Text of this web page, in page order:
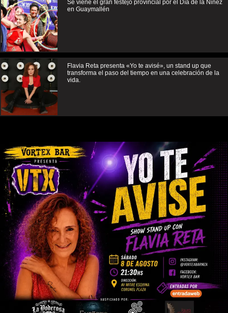
Se viene el gran festejo provincial por el Día de la Niñez
en Guaymallén
Flavia Reta presenta «Yo te avisé», un stand up que
transforma el paso del tiempo en una celebración de la
vida.